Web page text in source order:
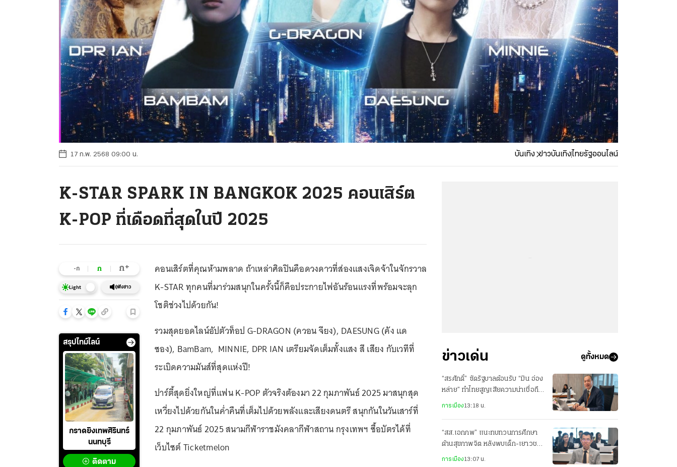
17 ก.พ. 2568 09:00 น. บันเทิง ข่าวบันเทิงไทยรัฐออนไลน์
K-STAR SPARK IN BANGKOK 2025 คอนเสิร์ต
K-POP ที่เดือดที่สุดในปี 2025
-ก ก ก+
Light ฟังข่าว
สรุปไทม์ไลน์
กราดยิงเทพศิรินทร์
นนทบุรี
ติดตาม
คอนเสิร์ตที่คุณห้ามพลาด ถ้าเหล่าศิลปินคือดวงดาวที่ส่องแสงเจิดจ้าในจักรวาล
K-STAR ทุกคนที่มาร่วมสนุกในครั้งนี้ก็คือประกายไฟอันร้อนแรงที่พร้อมจะลุก
โชติช่วงไปด้วยกัน!
รวมสุดยอดไลน์อัปตัวท็อป G-DRAGON (ควอน จียง), DAESUNG (คัง แด
ซอง), BamBam, MINNIE, DPR IAN เตรียมจัดเต็มทั้งแสง สี เสียง กับเวทีที่
ระเบิดความมันส์ที่สุดแห่งปี!
ปาร์ตี้สุดยิ่งใหญ่ที่แฟน K-POP ตัวจริงต้องมา 22 กุมภาพันธ์ 2025 มาสนุกสุด
เหวี่ยงไปด้วยกันในค่ำคืนที่เต็มไปด้วยพลังและเสียงดนตรี สนุกกันในวันเสาร์ที่
22 กุมภาพันธ์ 2025 สนามกีฬาราชมังคลากีฬาสถาน กรุงเทพฯ ซื้อบัตรได้ที่
เว็บไซต์ Ticketmelon
ข่าวเด่น ดูทั้งหมด
“สรศักดิ์” ซัดรัฐบาลต้อนรับ “มิน อ่อง
หล่าย” ทำไทยสูญเสียความน่าเชื่อถือ
ในเวทีโลก
การเมือง13:18 น.
“สส.เอกภพ” แนะทบทวนการศึกษา
ด้านสุขภาพจิต หลังพบเด็ก-เยาวชน
เสี่ยงซึมเศร้าสูง
การเมือง13:07 น.